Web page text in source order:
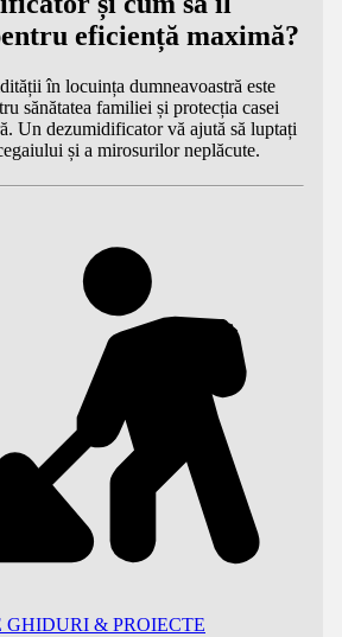
eficiență maximă?
în locuința dumneavoastră este
sănătatea familiei și protecția casei
Un dezumidificator vă ajută să luptați
și a mirosurilor neplăcute.
& PROIECTE